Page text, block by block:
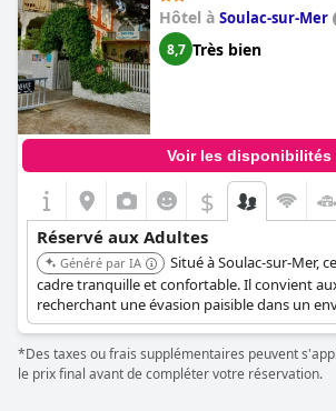
Hôtel à Soulac-sur-Mer
8,7 Très bien
Voir les disponibilités
$
Réservé aux Adultes
Généré par IA
Situé à Soulac-sur-Mer,
cadre tranquille et confortable. Il convient
recherchant une évasion paisible dans un
calme.
*Des taxes ou frais supplémentaires peuvent
le prix final avant de compléter votre réservation.